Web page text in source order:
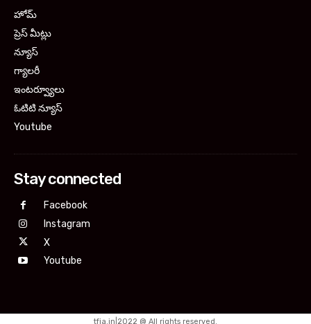
హోమ్
ప్రెస్ మీట్లు
న్యూస్
గ్యాలరీ
ఇంటర్వ్యూలు
ఓటిటి న్యూస్
Youtube
Stay connected
Facebook
Instagram
X
Youtube
tfja.in|2022 @ All rights reserved.